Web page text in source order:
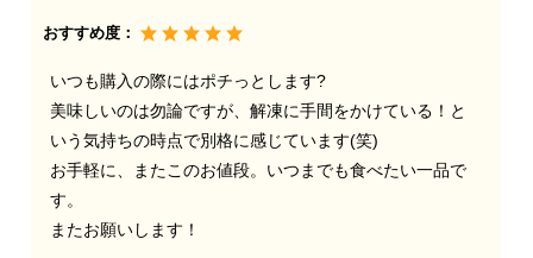
おすすめ度：
いつも購入の際にはポチっとします?
美味しいのは勿論ですが、解凍に手間をかけている！と
いう気持ちの時点で別格に感じています(笑)
お手軽に、またこのお値段。いつまでも食べたい一品で
す。
またお願いします！